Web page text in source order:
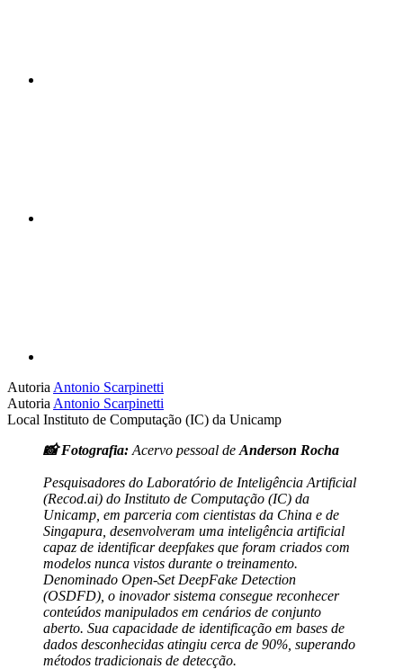
Autoria Antonio Scarpinetti
Autoria Antonio Scarpinetti
Local Instituto de Computação (IC) da Unicamp
📸 Fotografia: Acervo pessoal de Anderson Rocha
Pesquisadores do Laboratório de Inteligência Artificial
(Recod.ai) do Instituto de Computação (IC) da
Unicamp, em parceria com cientistas da China e de
Singapura, desenvolveram uma inteligência artificial
capaz de identificardeepfakes que foram criados com
modelos nunca vistos durante o treinamento.
Denominado Open-Set DeepFake Detection
(OSDFD), o inovador sistema consegue reconhecer
conteúdos manipulados em cenários de conjunto
aberto. Sua capacidade de identificação em bases de
dados desconhecidas atingiu cerca de 90%, superando
métodos tradicionais de detecção.